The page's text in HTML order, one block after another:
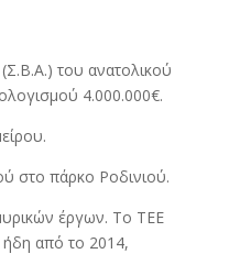
του ανατολικού
4.000.000€.
στο πάρκο Ροδινιού.
έργων. Το ΤΕΕ
ήδη από το 2014,